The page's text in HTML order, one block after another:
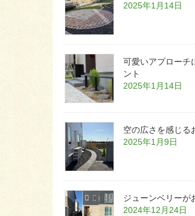
2025年1月14日
可愛いアプローチ
ント
2025年1月14日
空の広さを感じる
2025年1月9日
ジューンベリーが
2024年12月24日